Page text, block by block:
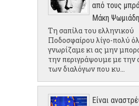
από τους
Μάκη Ψωμιάδη
Τη σαπίλα του ελληνικού
Ποδοσφαίρου λίγο-πολύ
γνωρίζαμε κι ας μην
την περιγράψουμε με την
των διαλόγων που κυ...
Είναι